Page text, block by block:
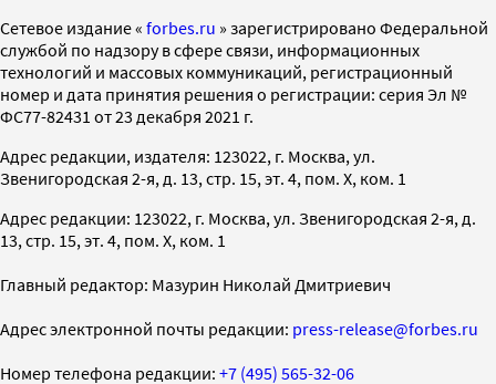
Cетевое издание « forbes.ru » зарегистрировано Федеральной
службой по надзору в сфере связи, информационных
технологий и массовых коммуникаций, регистрационный
номер и дата принятия решения о регистрации: серия Эл №
ФС77-82431 от 23 декабря 2021 г.
Адрес редакции, издателя: 123022, г. Москва, ул.
Звенигородская 2-я, д. 13, стр. 15, эт. 4, пом. X, ком. 1
Адрес редакции: 123022, г. Москва, ул. Звенигородская 2-я, д.
13, стр. 15, эт. 4, пом. X, ком. 1
Главный редактор: Мазурин Николай Дмитриевич
Адрес электронной почты редакции: press-release@forbes.ru
Номер телефона редакции: +7 (495) 565-32-06